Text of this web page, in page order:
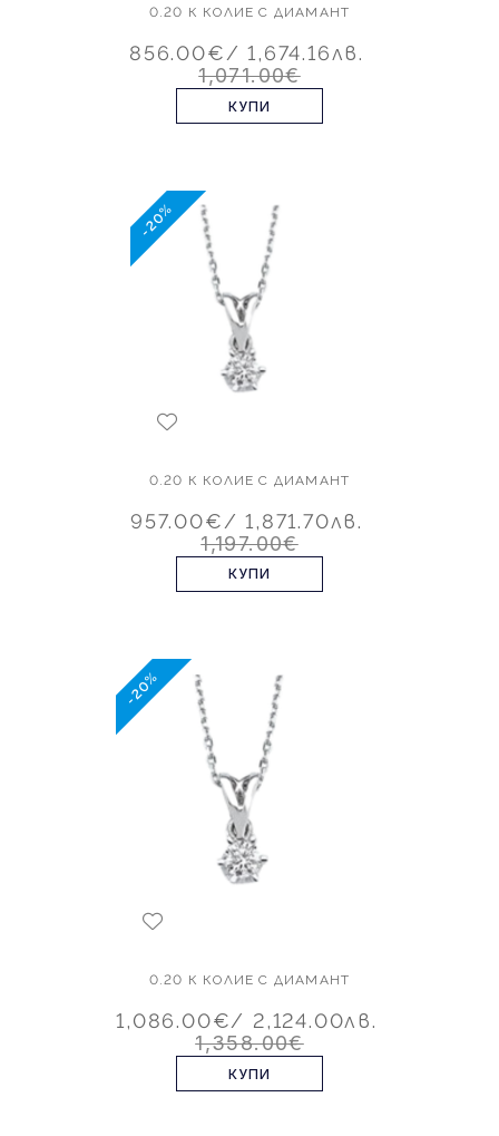
0.20 К КOЛИЕ С ДИАМАНТ
856.00€/ 1,674.16лв.
1,071.00€
КУПИ
-20%
0.20 К КОЛИЕ С ДИАМАНТ
957.00€/ 1,871.70лв.
1,197.00€
КУПИ
-20%
0.20 К КОЛИЕ С ДИАМАНТ
1,086.00€/ 2,124.00лв.
1,358.00€
КУПИ